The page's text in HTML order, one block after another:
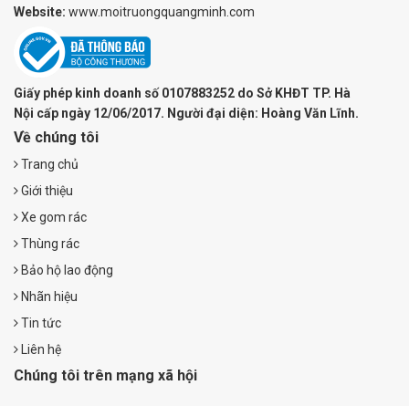
Website: www.moitruongquangminh.com
Giấy phép kinh doanh số 0107883252 do Sở KHĐT TP. Hà
Nội cấp ngày 12/06/2017. Người đại diện: Hoàng Văn Lĩnh.
Về chúng tôi
Trang chủ
Giới thiệu
Xe gom rác
Thùng rác
Bảo hộ lao động
Nhãn hiệu
Tin tức
Liên hệ
Chúng tôi trên mạng xã hội